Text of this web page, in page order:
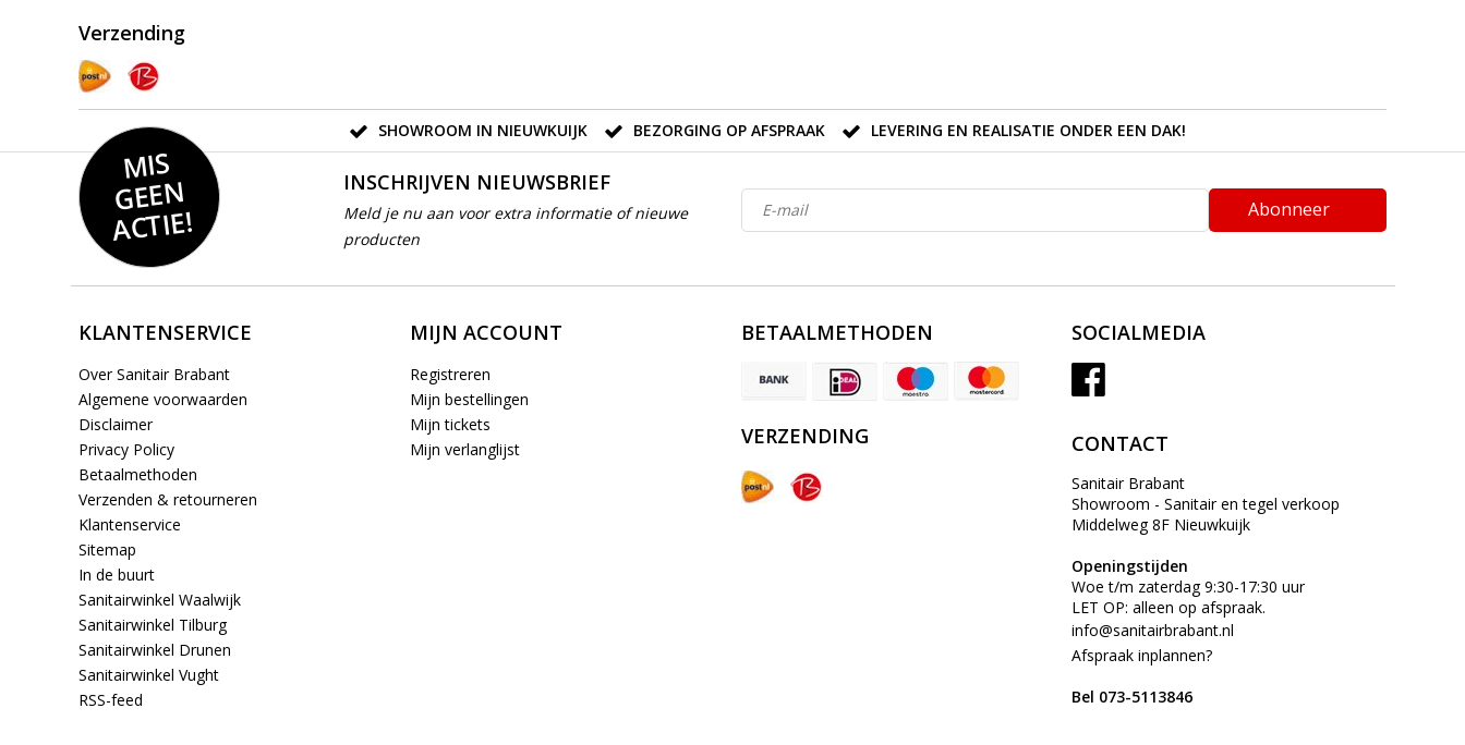
Verzending
SHOWROOM IN NIEUWKUIJK BEZORGING OP AFSPRAAK LEVERING EN REALISATIE ONDER EEN DAK!
MIS
GEE
N
ACTIE!
INSCHRIJVEN NIEUWSBRIEF
Meld je nu aan voor extra informatie of nieuwe
producten
Abonneer
KLANTENSERVICE
Over Sanitair Brabant
Algemene voorwaarden
Disclaimer
Privacy Policy
Betaalmethoden
Verzenden & retourneren
Klantenservice
Sitemap
In de buurt
Sanitairwinkel Waalwijk
Sanitairwinkel Tilburg
Sanitairwinkel Drunen
Sanitairwinkel Vught
RSS-feed
MIJN ACCOUNT
Registreren
Mijn bestellingen
Mijn tickets
Mijn verlanglijst
BETAALMETHODEN
VERZENDING
SOCIALMEDIA
CONTACT
Sanitair Brabant
Showroom - Sanitair en tegel verkoop
Middelweg 8F Nieuwkuijk
Openingstijden
Woe t/m zaterdag 9:30-17:30 uur
LET OP: alleen op afspraak.
info@sanitairbrabant.nl
Afspraak inplannen?
Bel 073-5113846